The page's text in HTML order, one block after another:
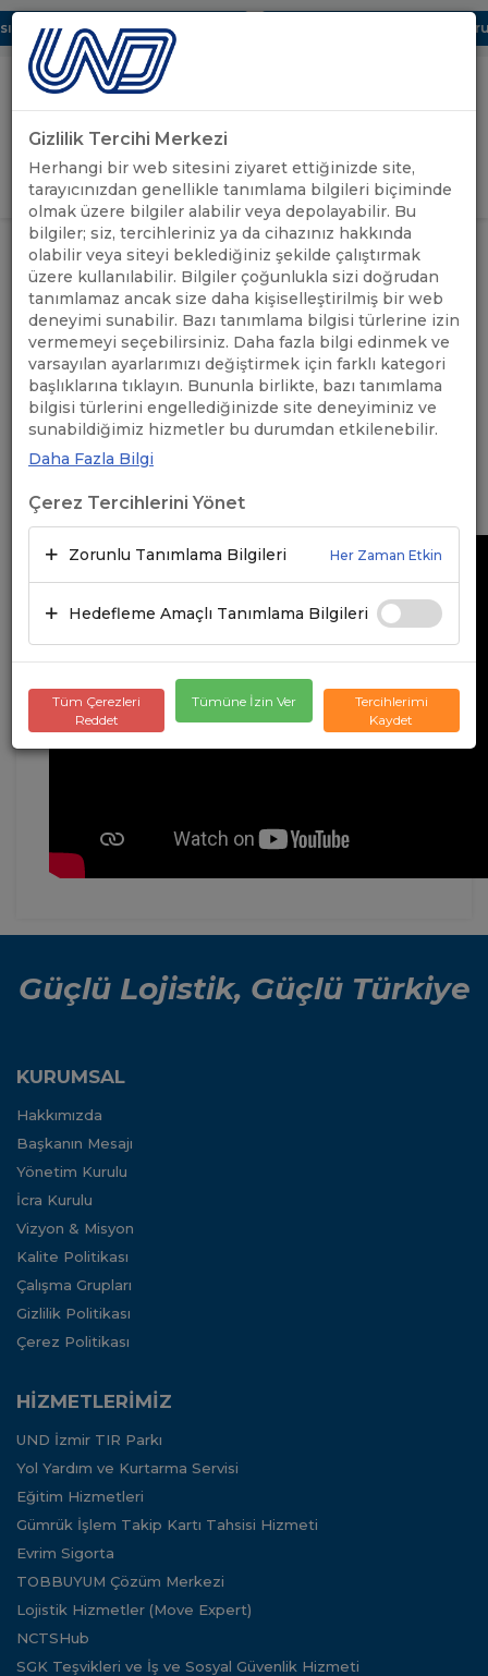
Dijital UBAK Bölümü Hakkında UND, Yunanistan Vize
Uluslararası Nakliyeciler Derneği
GİRİŞ YAP
ANASAYFA /
UND LOJİSTİK
BULUŞMALARI -
WEBİNAR
/
YENİ TAKOGRAF DÜZENİ VE
MOBİLİTE KURALLARI
WEBİNARI - 14.01.2025
YENİ TAKOGRAF DÜZENİ
VE MOBİLİTE KURALLARI
WEBİNARI - 14.01.2025
17.01.2025
Güçlü Lojistik, Güçlü Türkiye
KURUMSAL
Hakkımızda
Başkanın Mesajı
Yönetim Kurulu
İcra Kurulu
Vizyon & Misyon
Kalite Politikası
Çalışma Grupları
Gizlilik Politikası
Çerez Politikası
HİZMETLERİMİZ
UND İzmir TIR Parkı
Yol Yardım ve Kurtarma Servisi
Eğitim Hizmetleri
Gümrük İşlem Takip Kartı Tahsisi Hizmeti
Evrim Sigorta
TOBBUYUM Çözüm Merkezi
Lojistik Hizmetler (Move Expert)
NCTSHub
SGK Teşvikleri ve İş ve Sosyal Güvenlik Hizmeti
Gizlilik Tercihi Merkezi
Herhangi bir web sitesini ziyaret ettiğinizde site,
tarayıcınızdan genellikle tanımlama bilgileri biçiminde
olmak üzere bilgiler alabilir veya depolayabilir. Bu
bilgiler; siz, tercihleriniz ya da cihazınız hakkında
olabilir veya siteyi beklediğiniz şekilde çalıştırmak
üzere kullanılabilir. Bilgiler çoğunlukla sizi doğrudan
tanımlamaz ancak size daha kişiselleştirilmiş bir web
deneyimi sunabilir. Bazı tanımlama bilgisi türlerine izin
vermemeyi seçebilirsiniz. Daha fazla bilgi edinmek ve
varsayılan ayarlarımızı değiştirmek için farklı kategori
başlıklarına tıklayın. Bununla birlikte, bazı tanımlama
bilgisi türlerini engellediğinizde site deneyiminiz ve
sunabildiğimiz hizmetler bu durumdan etkilenebilir.
Daha Fazla Bilgi
Çerez Tercihlerini Yönet
Zorunlu Tanımlama Bilgileri Her Zaman Etkin
Hedefleme Amaçlı Tanımlama Bilgileri
Tüm Çerezleri
Reddet
Tümüne İzin Ver
Tercihlerimi
Kaydet